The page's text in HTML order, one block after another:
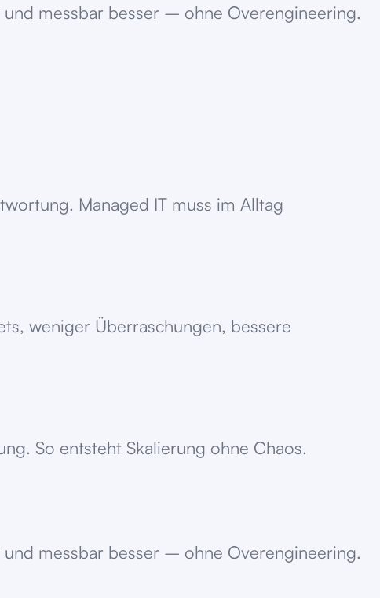
messbar besser – ohne Overengineering.
Managed IT muss im Alltag
weniger Überraschungen, bessere
So entsteht Skalierung ohne Chaos.
messbar besser – ohne Overengineering.